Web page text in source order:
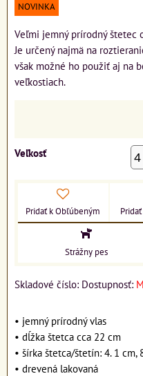
NOVINKA
Veľmi jemný prírodný štetec
Je určený najmä na
však možné ho použiť aj na
veľkostiach.
Veľkosť
Pridať k Obľúbeným
Strážny pes
Skladové číslo: Dostupnosť:
• jemný prírodný vlas
• dĺžka štetca cca 22 cm
• šírka štetca/štetín: 4. 1 cm,
• drevená lakovaná